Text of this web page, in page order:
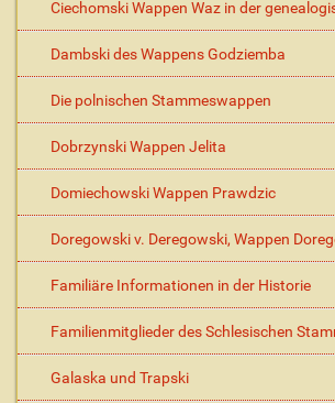
Ciechomski Wappen Waz in der
Dambski des Wappens Godziemba
Die polnischen Stammeswappen
Dobrzynski Wappen Jelita
Domiechowski Wappen Prawdzic
Doregowski v. Deregowski, Wappen
Familiäre Informationen in der Historie
Familienmitglieder des Schlesischen
Galaska und Trapski